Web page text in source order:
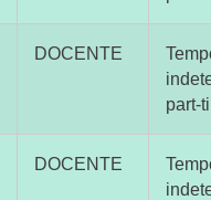
DOCENTE
part-
DOCENTE